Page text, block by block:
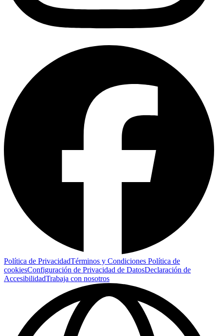
Política de PrivacidadTérminos y Condiciones Política de
cookiesConfiguración de Privacidad de DatosDeclaración de
AccesibilidadTrabaja con nosotros